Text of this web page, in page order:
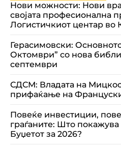
Нови можности: Нови
својата професионална
Логистичкиот центар во
Герасимовски:
Октомври” со нова
септември
СДСМ: Владата на
прифаќање на
Повеќе инвестиции,
граѓаните: Што
Буџетот за 2026?